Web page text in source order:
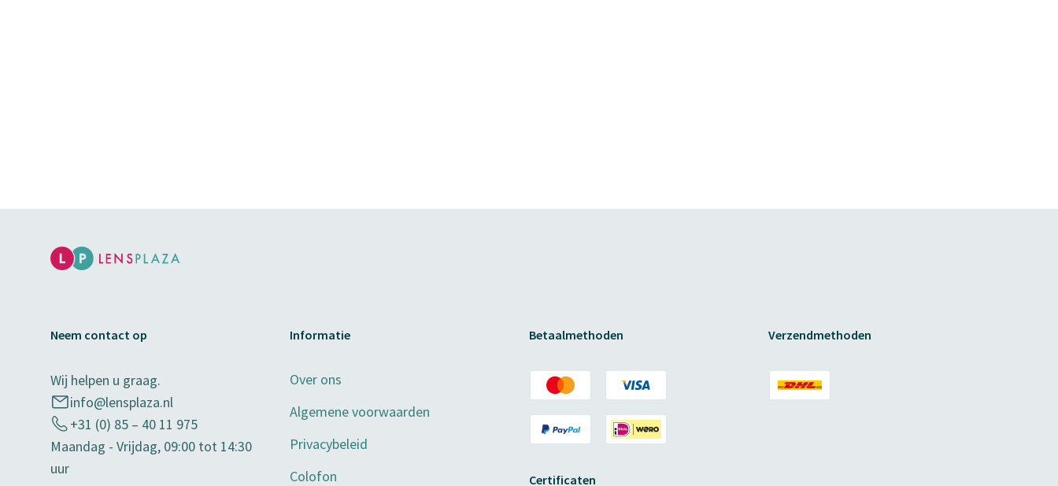
Neem contact op
Wij helpen u graag.
info@lensplaza.nl
+31 (0) 85 – 40 11 975
Maandag - Vrijdag, 09:00 tot 14:30
uur
Informatie
Over ons
Algemene voorwaarden
Privacybeleid
Colofon
Betaalmethoden
Certificaten
Verzendmethoden